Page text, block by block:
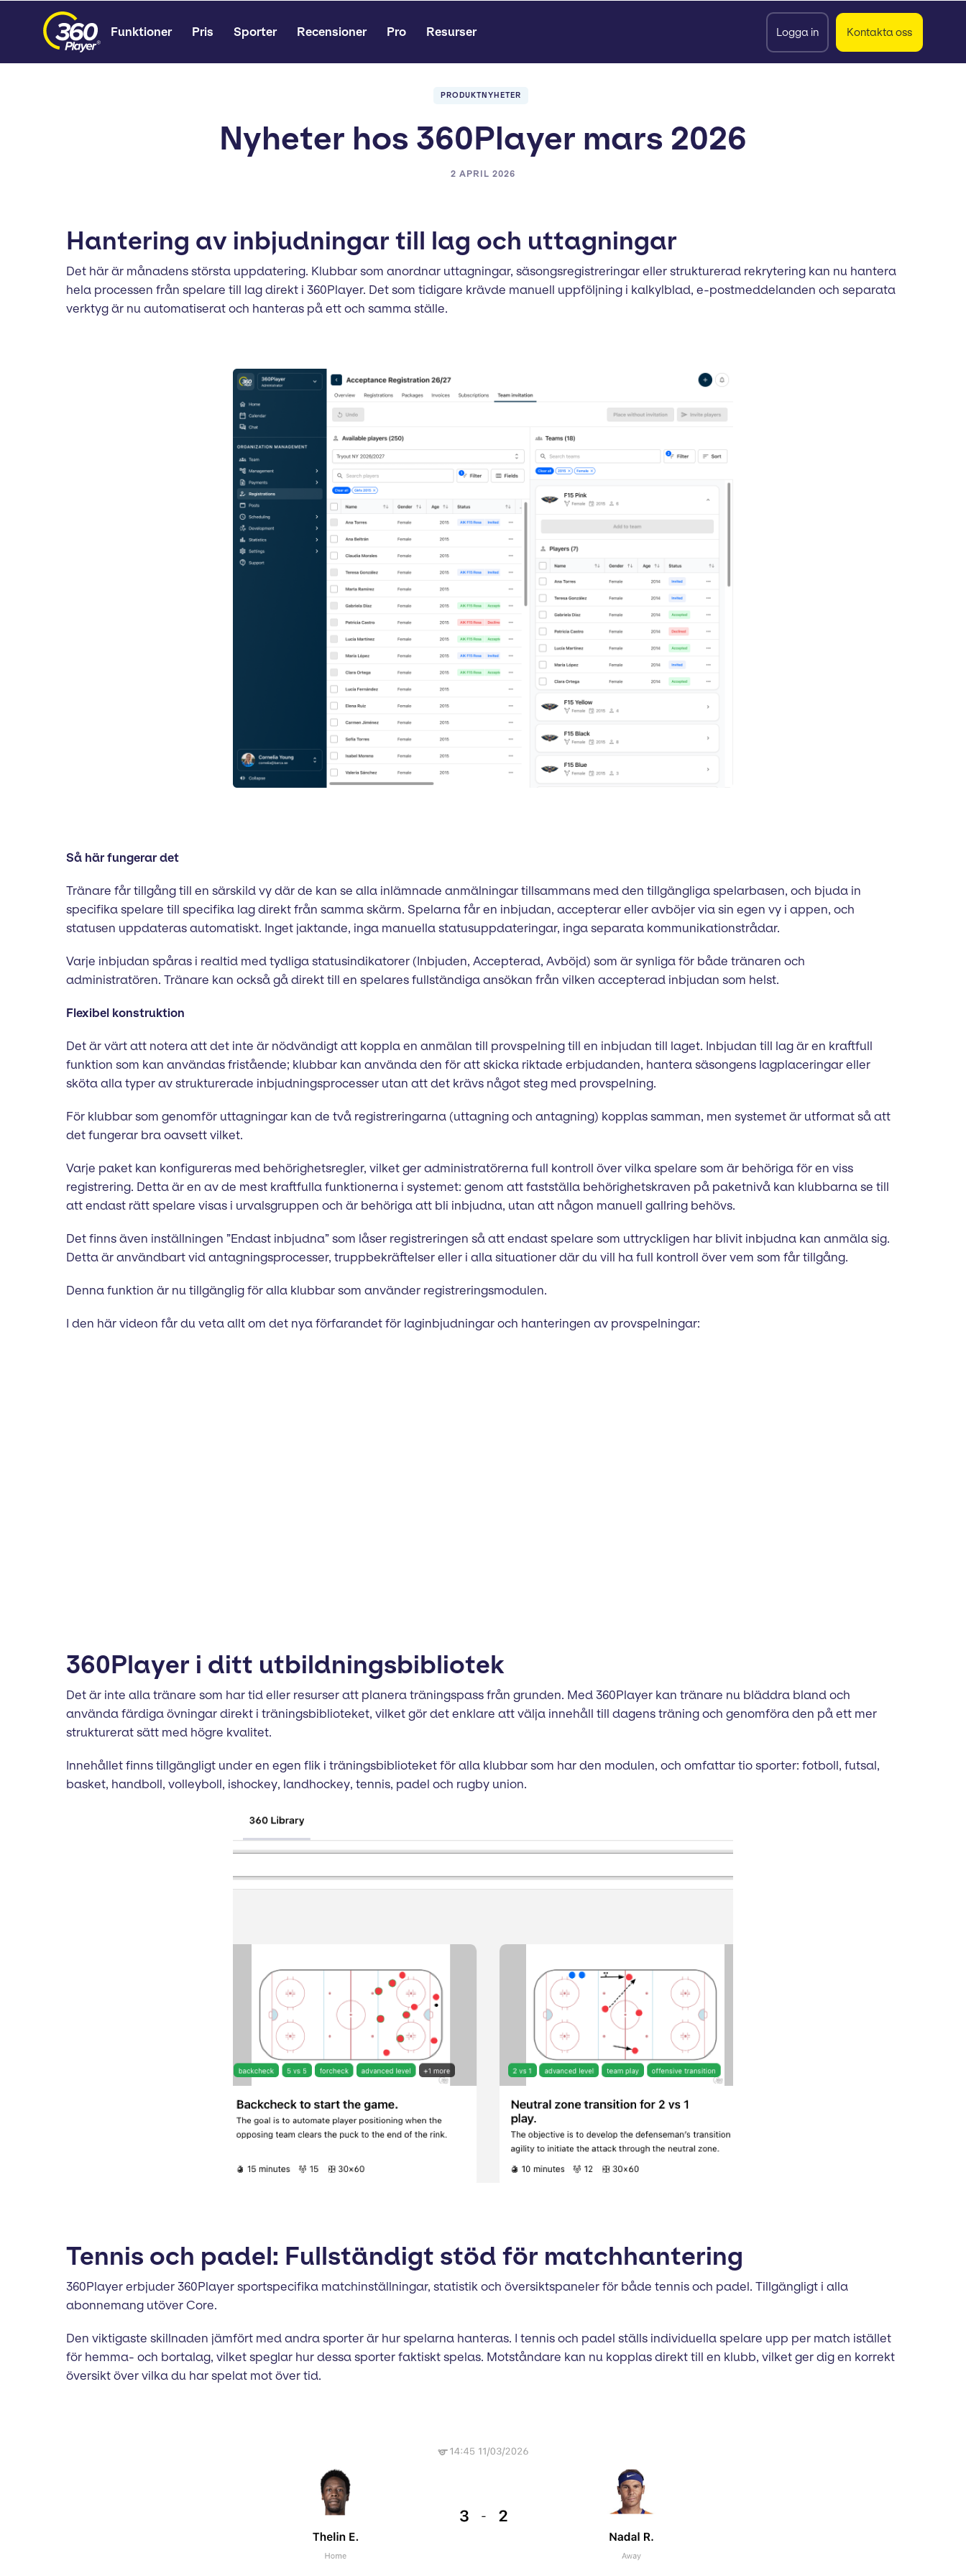
Funktioner Pris Sporter Recensioner Pro Resurser Logga in Kontakta oss
PRODUKTNYHETER
Nyheter hos 360Player mars 2026
2 APRIL 2026
Hantering av inbjudningar till lag och uttagningar
Det här är månadens största uppdatering. Klubbar som anordnar uttagningar, säsongsregistreringar eller strukturerad rekrytering kan nu hantera
hela processen från spelare till lag direkt i 360Player. Det som tidigare krävde manuell uppföljning i kalkylblad, e-postmeddelanden och separata
verktyg är nu automatiserat och hanteras på ett och samma ställe.
Så här fungerar det
Tränare får tillgång till en särskild vy där de kan se alla inlämnade anmälningar tillsammans med den tillgängliga spelarbasen, och bjuda in
specifika spelare till specifika lag direkt från samma skärm. Spelarna får en inbjudan, accepterar eller avböjer via sin egen vy i appen, och
statusen uppdateras automatiskt. Inget jaktande, inga manuella statusuppdateringar, inga separata kommunikationstrådar.
Varje inbjudan spåras i realtid med tydliga statusindikatorer (Inbjuden, Accepterad, Avböjd) som är synliga för både tränaren och
administratören. Tränare kan också gå direkt till en spelares fullständiga ansökan från vilken accepterad inbjudan som helst.
Flexibel konstruktion
Det är värt att notera att det inte är nödvändigt att koppla en anmälan till provspelning till en inbjudan till laget. Inbjudan till lag är en kraftfull
funktion som kan användas fristående; klubbar kan använda den för att skicka riktade erbjudanden, hantera säsongens lagplaceringar eller
sköta alla typer av strukturerade inbjudningsprocesser utan att det krävs något steg med provspelning.
För klubbar som genomför uttagningar kan de två registreringarna (uttagning och antagning) kopplas samman, men systemet är utformat så att
det fungerar bra oavsett vilket.
Varje paket kan konfigureras med behörighetsregler, vilket ger administratörerna full kontroll över vilka spelare som är behöriga för en viss
registrering. Detta är en av de mest kraftfulla funktionerna i systemet: genom att fastställa behörighetskraven på paketnivå kan klubbarna se till
att endast rätt spelare visas i urvalsgruppen och är behöriga att bli inbjudna, utan att någon manuell gallring behövs.
Det finns även inställningen ”Endast inbjudna” som låser registreringen så att endast spelare som uttryckligen har blivit inbjudna kan anmäla sig.
Detta är användbart vid antagningsprocesser, truppbekräftelser eller i alla situationer där du vill ha full kontroll över vem som får tillgång.
Denna funktion är nu tillgänglig för alla klubbar som använder registreringsmodulen.
I den här videon får du veta allt om det nya förfarandet för laginbjudningar och hanteringen av provspelningar:
360Player i ditt utbildningsbibliotek
Det är inte alla tränare som har tid eller resurser att planera träningspass från grunden. Med 360Player kan tränare nu bläddra bland och
använda färdiga övningar direkt i träningsbiblioteket, vilket gör det enklare att välja innehåll till dagens träning och genomföra den på ett mer
strukturerat sätt med högre kvalitet.
Innehållet finns tillgängligt under en egen flik i träningsbiblioteket för alla klubbar som har den modulen, och omfattar tio sporter: fotboll, futsal,
basket, handboll, volleyboll, ishockey, landhockey, tennis, padel och rugby union.
Tennis och padel: Fullständigt stöd för matchhantering
360Player erbjuder 360Player sportspecifika matchinställningar, statistik och översiktspaneler för både tennis och padel. Tillgängligt i alla
abonnemang utöver Core.
Den viktigaste skillnaden jämfört med andra sporter är hur spelarna hanteras. I tennis och padel ställs individuella spelare upp per match istället
för hemma- och bortalag, vilket speglar hur dessa sporter faktiskt spelas. Motståndare kan nu kopplas direkt till en klubb, vilket ger dig en korrekt
översikt över vilka du har spelat mot över tid.